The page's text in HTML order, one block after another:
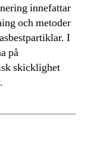
innefattar
och metoder
I
på
skicklighet